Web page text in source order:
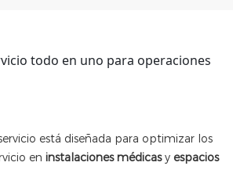
todo en uno para operaciones
está diseñada para optimizar los
en instalaciones médicasy espacios